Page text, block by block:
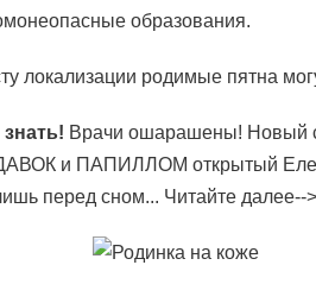
образования.
локализации родимые пятна
Врачи ошарашены! Новый
и ПАПИЛЛОМ открытый
перед сном... Читайте далее-->